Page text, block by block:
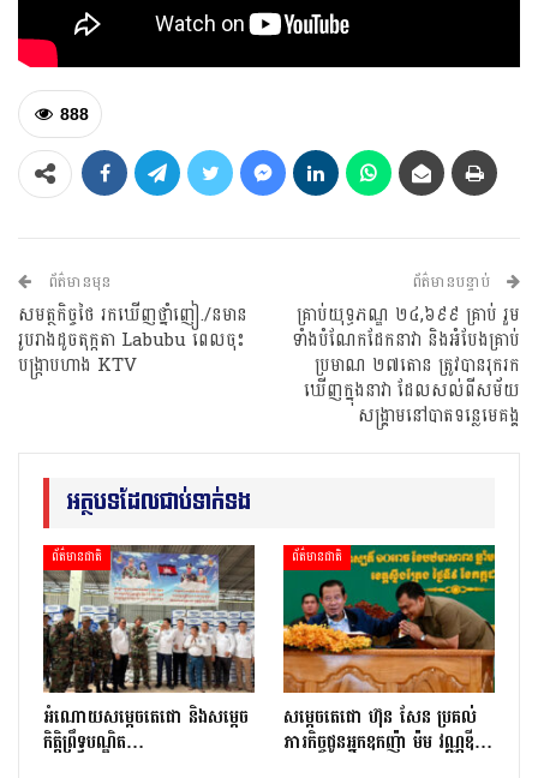
888
ព័ត៌មានមុន
សមត្ថកិច្ចថៃ​ រកឃើញថ្នាំញៀ./នមាន
រូបរាងដូចតុក្កតា Labubu ពេលចុះ
បង្រ្កាបហាង KTV
ព័ត៌មានបន្ទាប់
គ្រាប់យុទ្ធភណ្ឌ ២៤,៦៩៩ គ្រាប់ រួម
ទាំងបំណែកដែកនាវា និងអំបែងគ្រាប់
ប្រមាណ ២៧តោន ត្រូវបានរុករក
ឃើញក្នុងនាវា ដែលសល់ពីសម័យ
សង្គ្រាមនៅបាតទន្លេមេគង្គ
អត្ថបទដែលជាប់ទាក់ទង
ព័ត៌មានជាតិ
អំណោយសម្តេចតេជោ និងសម្តេច
កិត្តិព្រឹទ្ធបណ្ឌិត…
ព័ត៌មានជាតិ
សម្តេចតេជោ ហ៊ុន សែន ប្រគល់
ភារកិច្ចជូនអ្នកឧកញ៉ា ម៉ម វណ្ណឌី…